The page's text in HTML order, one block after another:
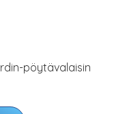
pöytävalaisin